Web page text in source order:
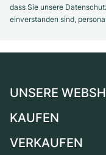
dass Sie unsere
einverstanden sind,
UNSERE
Deutschland
KAUFEN
Alle Luxusuhren
VERKAUFEN